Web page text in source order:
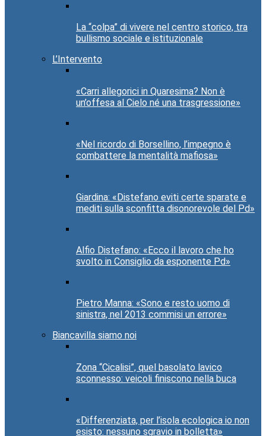
La “colpa” di vivere nel centro storico, tra
bullismo sociale e istituzionale
L’Intervento
«Carri allegorici in Quaresima? Non è
un’offesa al Cielo né una trasgressione»
«Nel ricordo di Borsellino, l’impegno è
combattere la mentalità mafiosa»
Giardina: «Distefano eviti certe sparate e
mediti sulla sconfitta disonorevole del Pd»
Alfio Distefano: «Ecco il lavoro che ho
svolto in Consiglio da esponente Pd»
Pietro Manna: «Sono e resto uomo di
sinistra, nel 2013 commisi un errore»
Biancavilla siamo noi
Zona “Cicalisi”, quel basolato lavico
sconnesso: veicoli finiscono nella buca
«Differenziata, per l’isola ecologica io non
esisto: nessuno sgravio in bolletta»